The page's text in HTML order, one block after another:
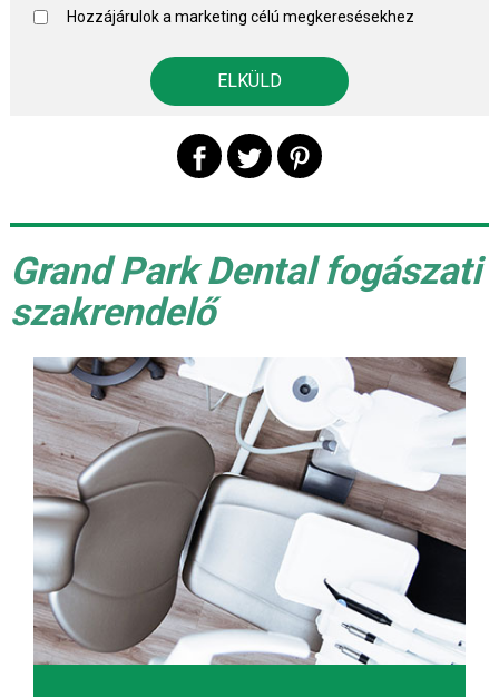
Hozzájárulok a marketing célú megkeresésekhez
Grand Park Dental fogászati
szakrendelő